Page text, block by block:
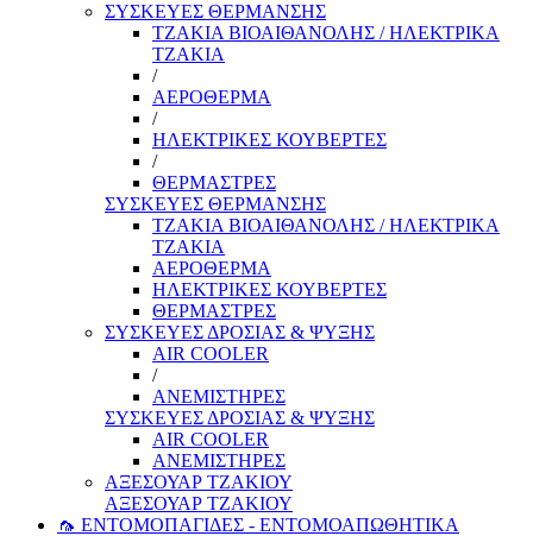
ΣΥΣΚΕΥΕΣ ΘΕΡΜΑΝΣΗΣ
ΤΖΑΚΙΑ ΒΙΟΑΙΘΑΝΟΛΗΣ / ΗΛΕΚΤΡΙΚΑ
ΤΖΑΚΙΑ
/
ΑΕΡΟΘΕΡΜΑ
/
ΗΛΕΚΤΡΙΚΕΣ ΚΟΥΒΕΡΤΕΣ
/
ΘΕΡΜΑΣΤΡΕΣ
ΣΥΣΚΕΥΕΣ ΘΕΡΜΑΝΣΗΣ
ΤΖΑΚΙΑ ΒΙΟΑΙΘΑΝΟΛΗΣ / ΗΛΕΚΤΡΙΚΑ
ΤΖΑΚΙΑ
ΑΕΡΟΘΕΡΜΑ
ΗΛΕΚΤΡΙΚΕΣ ΚΟΥΒΕΡΤΕΣ
ΘΕΡΜΑΣΤΡΕΣ
ΣΥΣΚΕΥΕΣ ΔΡΟΣΙΑΣ & ΨΥΞΗΣ
AIR COOLER
/
ΑΝΕΜΙΣΤΗΡΕΣ
ΣΥΣΚΕΥΕΣ ΔΡΟΣΙΑΣ & ΨΥΞΗΣ
AIR COOLER
ΑΝΕΜΙΣΤΗΡΕΣ
ΑΞΕΣΟΥΑΡ ΤΖΑΚΙΟΥ
ΑΞΕΣΟΥΑΡ ΤΖΑΚΙΟΥ
🦟 ΕΝΤΟΜΟΠΑΓΙΔΕΣ - ΕΝΤΟΜΟΑΠΩΘΗΤΙΚΑ